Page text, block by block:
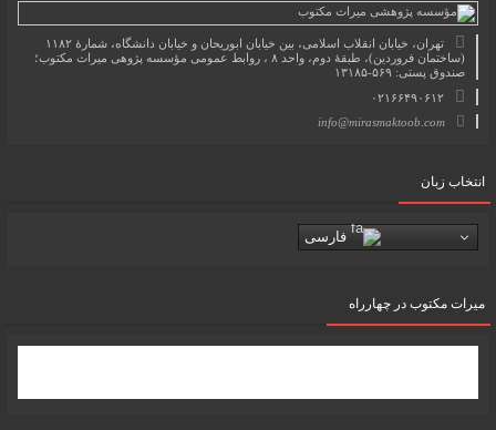
تهران، خیابان انقلاب اسلامی، بین خیابان ابوریحان و خیابان دانشگاه، شمارۀ ۱۱۸۲
(ساختمان فروردین)، طبقۀ دوم، واحد ۸ ، روابط عمومی مؤسسه پژوهی میراث مکتوب؛
صندوق پستی: ۵۶۹-۱۳۱۸۵
۰۲۱۶۶۴۹۰۶۱۲
info@mirasmaktoob.com
انتخاب زبان
فارسی
میرات مکتوب در چهارراه